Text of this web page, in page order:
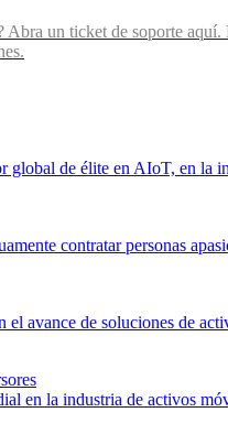
Abra un ticket de soporte
global de élite en AIoT, en la
contratar personas
el avance de soluciones de
en la industria de activos